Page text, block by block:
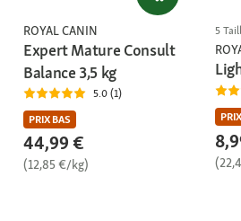
ROYAL CANIN
Expert Mature Consult
Balance 3,5 kg
5.0 (1)
PRIX BAS
44,99 €
(12,85 €/kg)
5